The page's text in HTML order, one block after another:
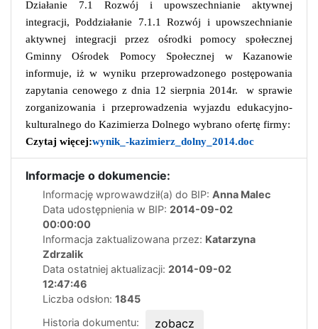
Działanie 7.1 Rozwój i upowszechnianie aktywnej
integracji, Poddziałanie 7.1.1 Rozwój i upowszechnianie
aktywnej integracji przez ośrodki pomocy społecznej
Gminny Ośrodek Pomocy Społecznej w Kazanowie
informuje, iż w wyniku przeprowadzonego postępowania
zapytania cenowego z dnia 12 sierpnia 2014r.
w sprawie
zorganizowania i przeprowadzenia wyjazdu edukacyjno-
kulturalnego do Kazimierza Dolnego wybrano ofertę firmy:
Czytaj więcej:wynik_-kazimierz_dolny_2014.doc
Informacje o dokumencie:
Informację wprowawdził(a) do BIP: Anna Malec
Data udostępnienia w BIP: 2014-09-02
00:00:00
Informacja zaktualizowana przez: Katarzyna
Zdrzalik
Data ostatniej aktualizacji: 2014-09-02
12:47:46
Liczba odsłon: 1845
Historia dokumentu:
zobacz